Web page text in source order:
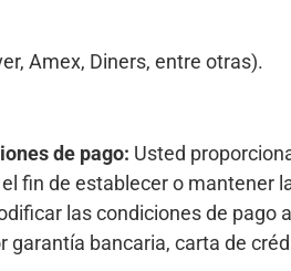
Amex, Diners, entre otras).
de pago: Usted
fin de establecer o mantener
las condiciones de pago
bancaria, carta de